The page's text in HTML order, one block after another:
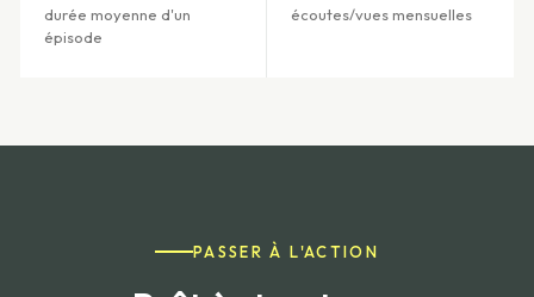
durée moyenne d'un
épisode
écoutes/vues mensuelles
PASSER À L'ACTION